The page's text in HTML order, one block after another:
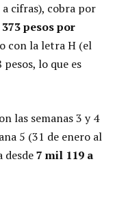
cifras), cobra por
pesos por
con la letra H (el
lo que es
las semanas 3 y 4
5 (31 de enero al
desde7 mil 119 a